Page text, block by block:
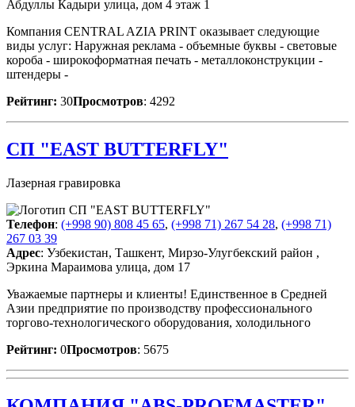
Абдуллы Кадыри улица, дом 4 этаж 1
Компания CENTRAL AZIA PRINT оказывает следующие
виды услуг: Наружная реклама - объемные буквы - световые
короба - широкоформатная печать - металлоконструкции -
штендеры -
Рейтинг: 30Просмотров: 4292
СП "EAST BUTTERFLY"
Лазерная гравировка
Телефон: (+998 90) 808 45 65, (+998 71) 267 54 28, (+998 71)
267 03 39
Адрес: Узбекистан, Ташкент, Мирзо-Улугбекский район ,
Эркина Мараимова улица, дом 17
Уважаемые партнеры и клиенты! Единственное в Средней
Азии предприятие по производству профессионального
торгово-технологического оборудования, холодильного
Рейтинг: 0Просмотров: 5675